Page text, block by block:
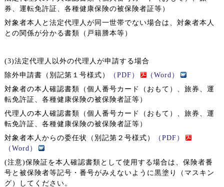
券、運転免許証、 各種健康保険の被保険者証等）
対象者本人と法定代理人が同一世帯でない場合は、対象者本人
との関係が分かる書類（戸籍謄本等）
(3)法定代理人以外の代理人が申請する場合
除外申請書 （別記第１号様式） （PDF）
（Word）
対象者の本人確認書類（個人番号カード（おもて）、旅券、運
転免許証、 各種健康保険の被保険者証等）
代理人の本人確認書類（個人番号カード（おもて）、旅券、運
転免許証、 各種健康保険の被保険者証等）
対象者本人からの委任状（別記第２号様式）
（PDF）
（Word）
(注意)保険証を本人確認書類として使用する場合は、保険者番
号と被保険者等記号・番号がみえないように黒塗り（マスキン
グ）してください。